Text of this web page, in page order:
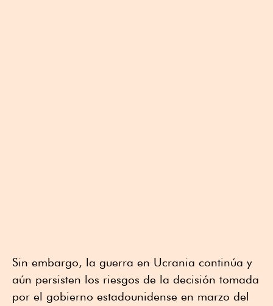
Sin embargo, la guerra en Ucrania continúa y
aún persisten los riesgos de la decisión tomada
por el gobierno estadounidense en marzo del